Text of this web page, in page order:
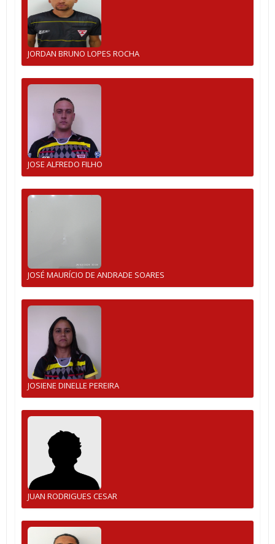
JORDAN BRUNO LOPES ROCHA
JOSE ALFREDO FILHO
JOSÉ MAURÍCIO DE ANDRADE SOARES
JOSIENE DINELLE PEREIRA
JUAN RODRIGUES CESAR